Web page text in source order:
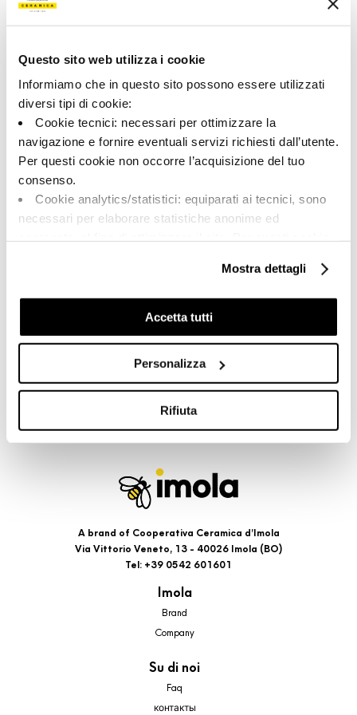
Questo sito web utilizza i cookie
Informiamo che in questo sito possono essere utilizzati
diversi tipi di cookie:
Cookie tecnici: necessari per ottimizzare la
navigazione e fornire eventuali servizi richiesti dall’utente.
Per questi cookie non occorre l’acquisizione del tuo
consenso.
Cookie analytics/statistici: equiparati ai tecnici, sono
necessari per elaborare statistiche anonime ed
Cookie di profilazione/marketing: sono utilizzati, solo
previo tuo consenso, per esaminare le tue abitudini di
navigazione e mostrarti quindi avvisi pubblicitari mirati, in
linea con le tue preferenze.
cookie di profilazione, selezionando uno dei bottoni sotto
riportati. Puoi avere maggiori dettagli visionando
l’Informativa estesa cookie. La chiusura del presente
banner comporterà il permanere dei soli cookie tecnici ed
comunque modificare le tue scelte in qualsiasi momento,
accedendo al link presente nel footer.
Mostra dettagli
Accetta tutti
Personalizza
Rifiuta
191955 | CAL PI6 120 RM
Коллекция
00715
Белый
Типология:
Фон
Формат:
Естественный
Внешний вид поверхности:
Матовый
Разнотон:
Share:
A brand of Cooperativa Ceramica d’Imola
Via Vittorio Veneto, 13 - 40026 Imola (BO)
Tel: +39 0542 601601
Imola
Brand
Company
Su di noi
Faq
контакты